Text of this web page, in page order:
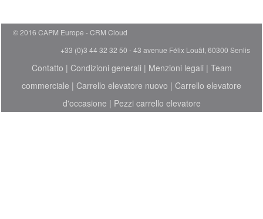
© 2016 CAPM Europe
CRM Cloud
+33 (0)3 44 32 32 50 - 43 avenue Félix Louât, 60300 Senlis
Contatto | Condizioni generali| Menzioni legali| Team
commerciale | Carrello elevatore nuovo | Carrello elevatore
d'occasione | Pezzi carrello elevatore